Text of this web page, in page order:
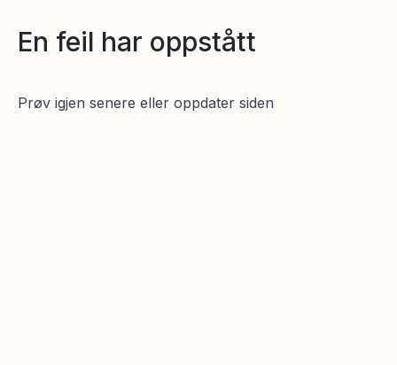
En feil har oppstått
Prøv igjen senere eller oppdater siden